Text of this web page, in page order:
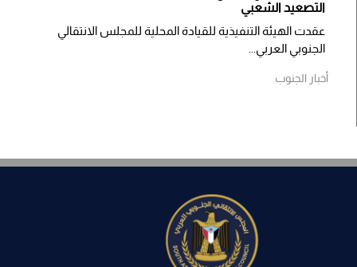
التصعيد الشعبي
عقدت الهيئة التنفيذية للقيادة المحلية للمجلس الانتقالي
الجنوبي العربي...
أخبار الجنوب